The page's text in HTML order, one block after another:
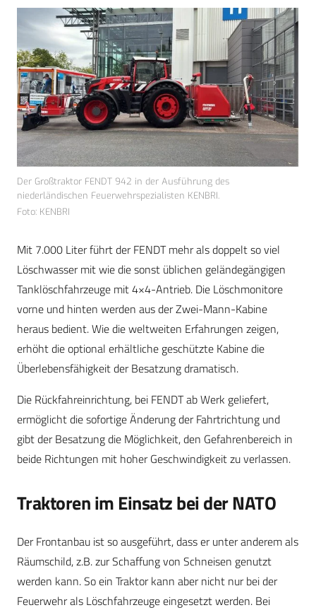
Der Großtraktor FENDT 942 in der Ausführung des
niederländischen Feuerwehrspezialisten KENBRI.
Foto: KENBRI
Mit 7.000 Liter führt der FENDT mehr als doppelt so viel
Löschwasser mit wie die sonst üblichen geländegängigen
Tanklöschfahrzeuge mit 4×4-Antrieb. Die Löschmonitore
vorne und hinten werden aus der Zwei-Mann-Kabine
heraus bedient. Wie die weltweiten Erfahrungen zeigen,
erhöht die optional erhältliche geschützte Kabine die
Überlebensfähigkeit der Besatzung dramatisch.
Die Rückfahreinrichtung, bei FENDT ab Werk geliefert,
ermöglicht die sofortige Änderung der Fahrtrichtung und
gibt der Besatzung die Möglichkeit, den Gefahrenbereich in
beide Richtungen mit hoher Geschwindigkeit zu verlassen.
Traktoren im Einsatz bei der NATO
Der Frontanbau ist so ausgeführt, dass er unter anderem als
Räumschild, z.B. zur Schaffung von Schneisen genutzt
werden kann. So ein Traktor kann aber nicht nur bei der
Feuerwehr als Löschfahrzeuge eingesetzt werden. Bei